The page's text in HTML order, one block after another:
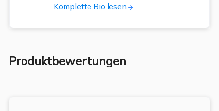
Komplette Bio lesen
Produktbewertungen